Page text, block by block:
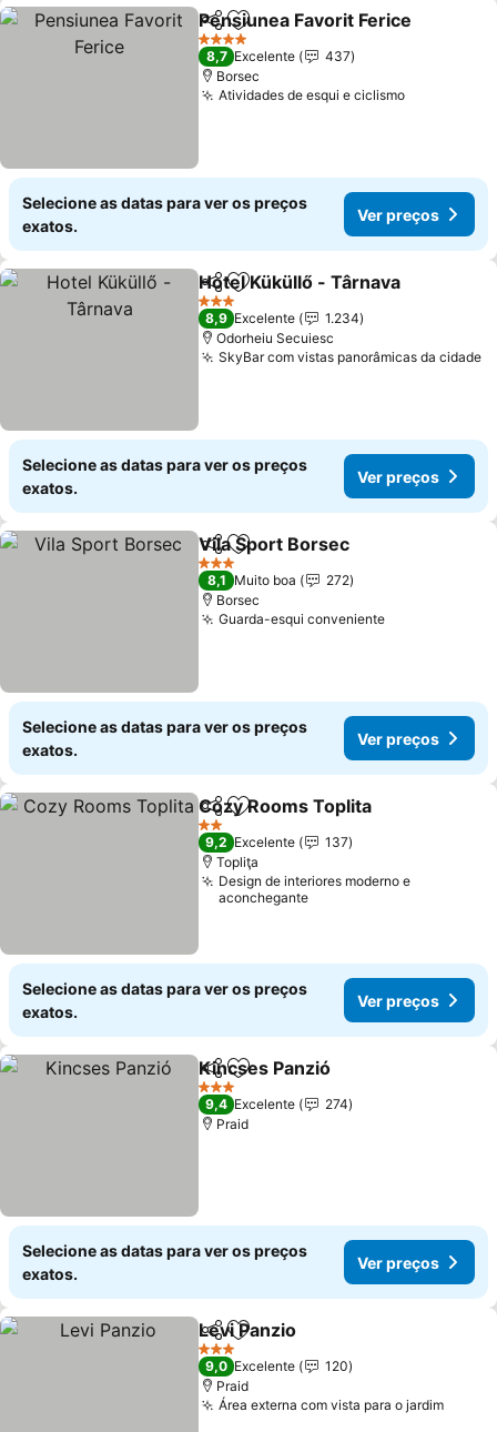
PartilharAdicionar aos favoritos
Pensiunea Favorit Ferice
4 Estrelas
8,7 Excelente
437
Borsec
Atividades de esqui e ciclismo
Selecione as datas para ver os preços
exatos.
Ver preços
PartilharAdicionar aos favoritos
Hotel Küküllő - Târnava
3 Estrelas
8,9 Excelente
1.234
Odorheiu Secuiesc
SkyBar com vistas panorâmicas da cidade
Selecione as datas para ver os preços
exatos.
Ver preços
PartilharAdicionar aos favoritos
Vila Sport Borsec
3 Estrelas
8,1 Muito boa
272
Borsec
Guarda-esqui conveniente
Selecione as datas para ver os preços
exatos.
Ver preços
PartilharAdicionar aos favoritos
Cozy Rooms Toplita
2 Estrelas
9,2 Excelente
137
Topliţa
Design de interiores moderno e
aconchegante
Selecione as datas para ver os preços
exatos.
Ver preços
PartilharAdicionar aos favoritos
Kincses Panzió
3 Estrelas
9,4 Excelente
274
Praid
Selecione as datas para ver os preços
exatos.
Ver preços
PartilharAdicionar aos favoritos
Levi Panzio
3 Estrelas
9,0 Excelente
120
Praid
Área externa com vista para o jardim